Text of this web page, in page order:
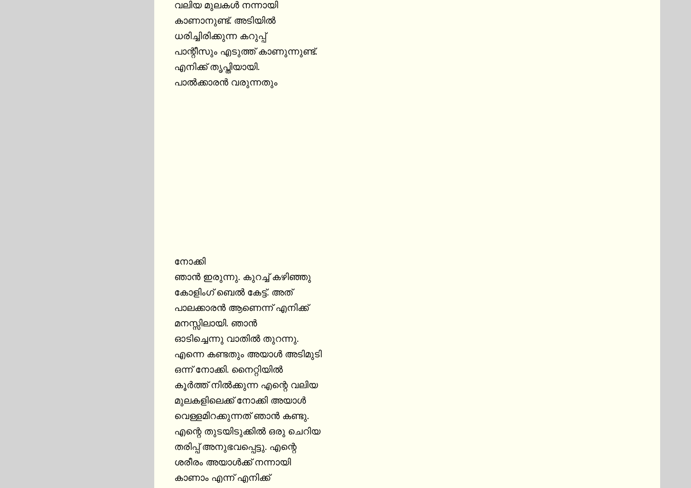
വലിയ മുലകൾ നന്നായി
കാണാനുണ്ട്. അടിയിൽ
ധരിച്ചിരിക്കുന്ന കറുപ്പ്
പാന്റീസും എടുത്ത് കാണുന്നുണ്ട്.
എനിക്ക് തൃപ്തിയായി.
പാൽക്കാരൻ വരുന്നതും
നോക്കി
ഞാൻ ഇരുന്നു. കുറച്ച് കഴിഞ്ഞു
കോളിംഗ് ബെൽ കേട്ട്. അത്
പാലക്കാരൻ ആണെന്ന് എനിക്ക്
മനസ്സിലായി. ഞാൻ
ഓടിച്ചെന്നു വാതിൽ തുറന്നു.
എന്നെ കണ്ടതും അയാൾ അടിമുടി
ഒന്ന് നോക്കി. നൈറ്റിയിൽ
കൂർത്ത് നിൽക്കുന്ന എന്റെ വലിയ
മുലകളിലെക്ക് നോക്കി അയാൾ
വെള്ളമിറക്കുന്നത് ഞാൻ കണ്ടു.
എന്റെ തുടയിടുക്കിൽ ഒരു ചെറിയ
തരിപ്പ് അനുഭവപ്പെട്ടു. എന്റെ
ശരീരം അയാൾക്ക് നന്നായി
കാണാം എന്ന് എനിക്ക്